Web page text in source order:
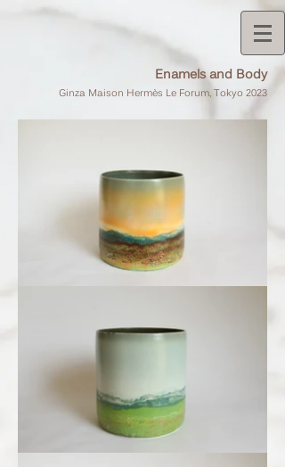
Enamels and Body
Ginza Maison Hermès Le Forum, Tokyo 2023